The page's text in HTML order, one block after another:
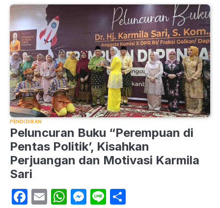
PENDIDIKAN
Peluncuran Buku “Perempuan di
Pentas Politik’, Kisahkan
Perjuangan dan Motivasi Karmila
Sari
Facebook
EmailWhatsApp
Messenger
Line